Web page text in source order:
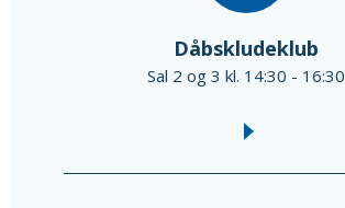
Dåbskludeklub
Sal 2 og 3 kl. 14:30 - 16:30